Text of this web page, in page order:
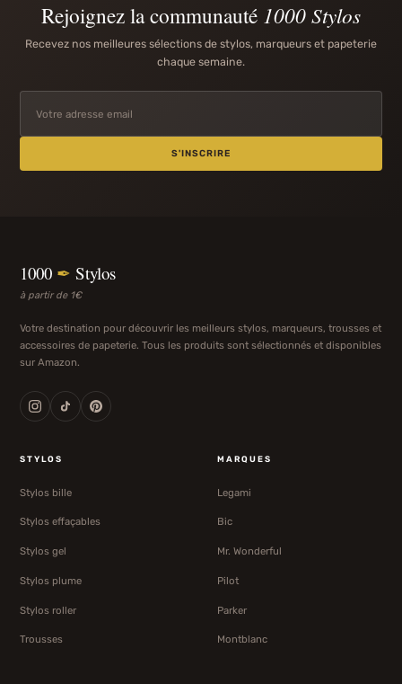
Rejoignez la communauté 1000 Stylos
Recevez nos meilleures sélections de stylos, marqueurs et papeterie
chaque semaine.
S'INSCRIRE
1000 ✒ Stylos
à partir de 1€
Votre destination pour découvrir les meilleurs stylos, marqueurs, trousses et
accessoires de papeterie. Tous les produits sont sélectionnés et disponibles
sur Amazon.
STYLOS
Stylos bille
Stylos effaçables
Stylos gel
Stylos plume
Stylos roller
Trousses
MARQUES
Legami
Bic
Mr. Wonderful
Pilot
Parker
Montblanc